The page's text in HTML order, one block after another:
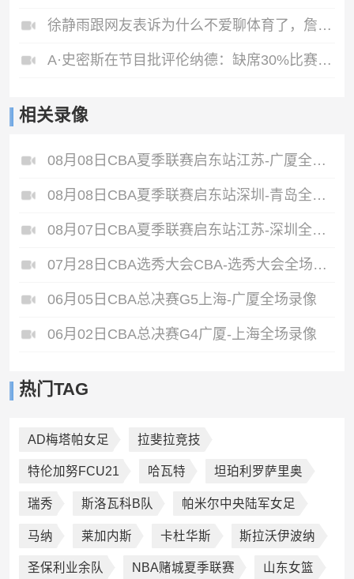
徐静雨跟网友表诉为什么不爱聊体育了，詹库杜哈早已唠够！😅
A·史密斯在节目批评伦纳德：缺席30%比赛与季后赛，还能签顶薪
相关录像
08月08日CBA夏季联赛启东站江苏-广厦全场录像
08月08日CBA夏季联赛启东站深圳-青岛全场录像
08月07日CBA夏季联赛启东站江苏-深圳全场录像
07月28日CBA选秀大会CBA-选秀大会全场录像
06月05日CBA总决赛G5上海-广厦全场录像
06月02日CBA总决赛G4广厦-上海全场录像
热门TAG
AD梅塔帕女足 拉斐拉竞技
特伦加努FCU21 哈瓦特 坦珀利罗萨里奥
瑞秀 斯洛瓦科B队 帕米尔中央陆军女足
马纳 莱加内斯 卡杜华斯 斯拉沃伊波纳
圣保利业余队 NBA赌城夏季联赛 山东女篮